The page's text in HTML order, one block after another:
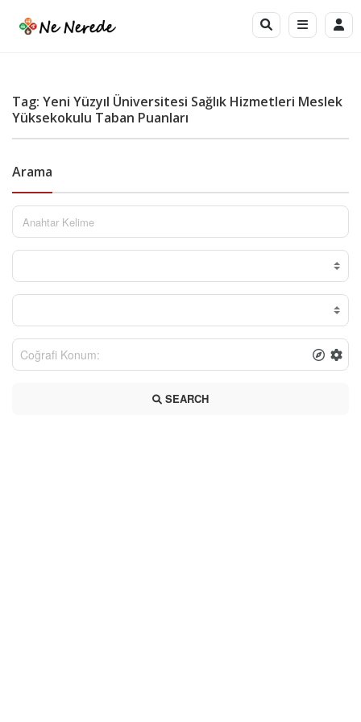
Tag: Yeni Yüzyıl Üniversitesi Sağlık Hizmetleri Meslek
Yüksekokulu Taban Puanları
Arama
SEARCH